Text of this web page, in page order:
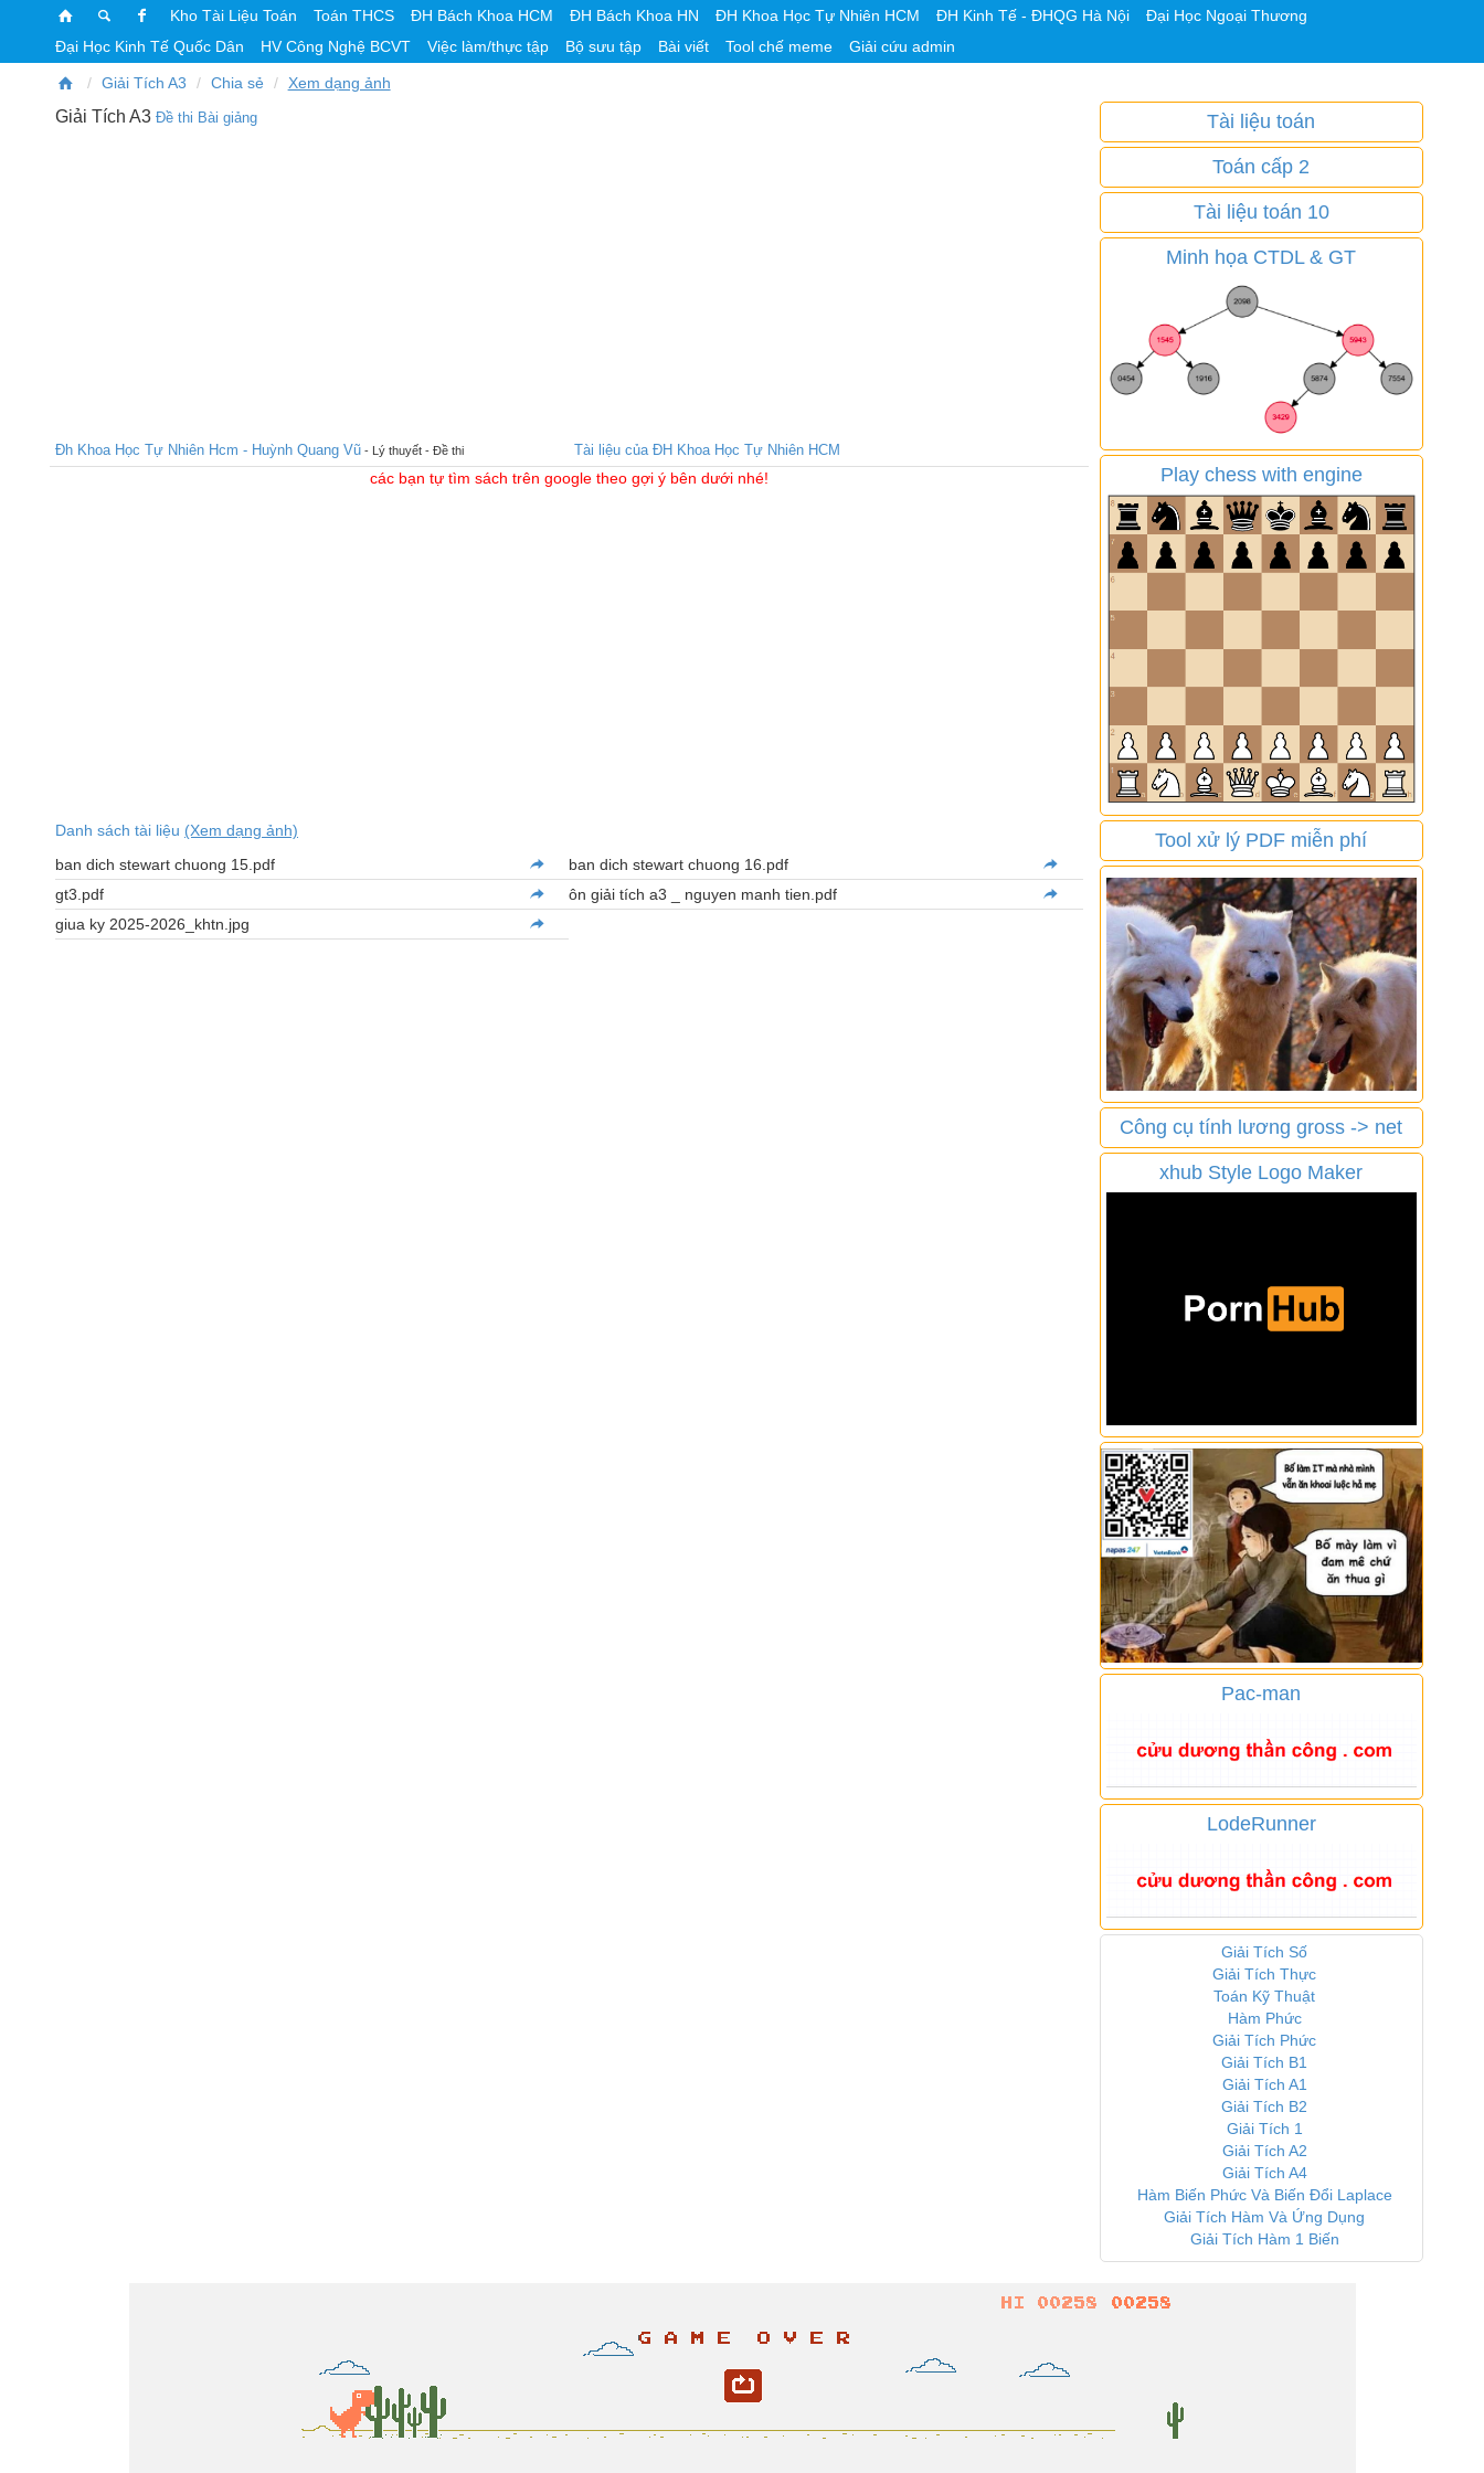
Kho Tài Liệu Toán Toán THCS ĐH Bách Khoa HCM ĐH Bách Khoa HN ĐH Khoa Học Tự Nhiên HCM ĐH Kinh Tế - ĐHQG Hà Nội
Đại Học Ngoại Thương
Đại Học Kinh Tế Quốc Dân
HV Công Nghệ BCVT Việc làm/thực tập Bộ sưu tập Bài viết Tool chế meme Giải cứu admin
Giải Tích A3 Chia sẻ Xem dạng ảnh
Giải Tích A3 Đề thi Bài giảng
Đh Khoa Học Tự Nhiên Hcm - Huỳnh Quang Vũ - Lý thuyết - Đề thi Tài liệu của ĐH Khoa Học Tự Nhiên HCM
các bạn tự tìm sách trên google theo gợi ý bên dưới nhé!
Danh sách tài liệu (Xem dạng ảnh)
ban dich stewart chuong 15.pdf
ban dich stewart chuong 16.pdf
gt3.pdf
ôn giải tích a3 _ nguyen manh tien.pdf
giua ky 2025-2026_khtn.jpg
Tài liệu toán
Toán cấp 2
Tài liệu toán 10
Minh họa CTDL & GT
Play chess with engine
Tool xử lý PDF miễn phí
Công cụ tính lương gross -> net
xhub Style Logo Maker
Pac-man
LodeRunner
Giải Tích Số
Giải Tích Thực
Toán Kỹ Thuật
Hàm Phức
Giải Tích Phức
Giải Tích B1
Giải Tích A1
Giải Tích B2
Giải Tích 1
Giải Tích A2
Giải Tích A4
Hàm Biến Phức Và Biến Đổi Laplace
Giải Tích Hàm Và Ứng Dụng
Giải Tích Hàm 1 Biến